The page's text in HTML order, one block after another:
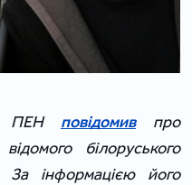
ПЕН повідомивпро
білоруського
інформацією його